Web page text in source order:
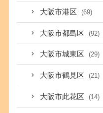
大阪市港区 (69)
大阪市都島区 (92)
大阪市城東区 (29)
大阪市鶴見区 (21)
大阪市此花区 (14)